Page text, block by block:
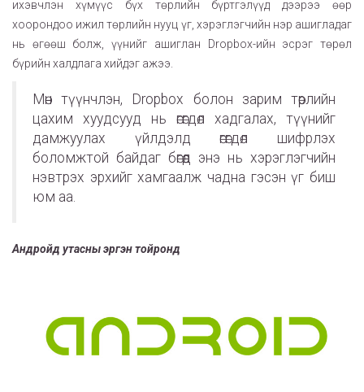
ихэвчлэн хүмүүс бүх төрлийн бүртгэлүүд дээрээ өөр
хоорондоо ижил төрлийн нууц үг, хэрэглэгчийн нэр ашигладаг
нь өгөөш болж, үүнийг ашиглан Dropbox-ийн эсрэг төрөл
бүрийн халдлага хийдэг ажээ.
Мөн түүнчлэн, Dropbox болон зарим төрлийн
цахим хуудсууд нь өгөгдөл хадгалах, түүнийг
дамжуулах үйлдэлд өгөгдөл шифрлэх
боломжтой байдаг бөгөөд энэ нь хэрэглэгчийн
нэвтрэх эрхийг хамгаалж чадна гэсэн үг биш
юм аа.
Андройд утасны эргэн тойронд